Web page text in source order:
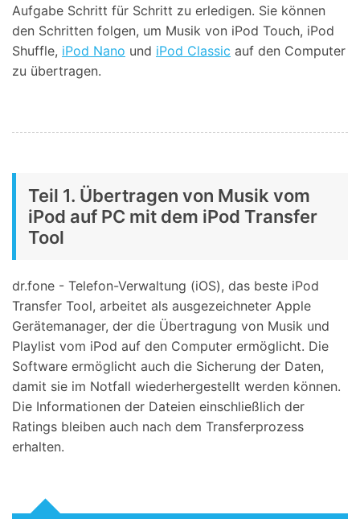
Aufgabe Schritt für Schritt zu erledigen. Sie können
den Schritten folgen, um Musik von iPod Touch, iPod
Shuffle, iPod Nano und iPod Classic auf den Computer
zu übertragen.
Teil 1. Übertragen von Musik vom
iPod auf PC mit dem iPod Transfer
Tool
dr.fone - Telefon-Verwaltung (iOS), das beste iPod
Transfer Tool, arbeitet als ausgezeichneter Apple
Gerätemanager, der die Übertragung von Musik und
Playlist vom iPod auf den Computer ermöglicht. Die
Software ermöglicht auch die Sicherung der Daten,
damit sie im Notfall wiederhergestellt werden können.
Die Informationen der Dateien einschließlich der
Ratings bleiben auch nach dem Transferprozess
erhalten.